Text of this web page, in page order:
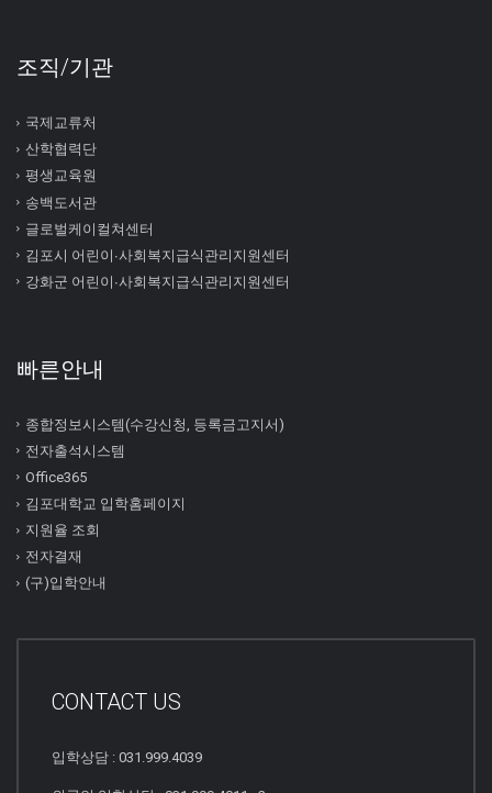
조직/기관
국제교류처
산학협력단
평생교육원
송백도서관
글로벌케이컬쳐센터
김포시 어린이∙사회복지급식관리지원센터
강화군 어린이∙사회복지급식관리지원센터
빠른안내
종합정보시스템(수강신청, 등록금고지서)
전자출석시스템
Office365
김포대학교 입학홈페이지
지원율 조회
전자결재
(구)입학안내
CONTACT US
입학상담 : 031.999.4039